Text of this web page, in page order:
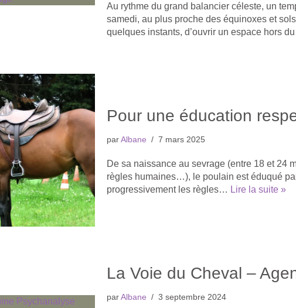
Au rythme du grand balancier céleste, un
samedi, au plus proche des équinoxes et
quelques instants, d’ouvrir un espace hors
Pour une éducation
parAlbane 7 mars 2025
De sa naissance au sevrage (entre 18 et 24
règles humaines…), le poulain est éduqué
progressivement les règles… Lire la suite »
La Voie du Cheval –
parAlbane 3 septembre 2024